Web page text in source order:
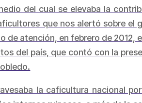
del cual se elevaba la
que nos alertó sobre el
atención, en febrero de 2012,
del país, que contó con la
la caficultura nacional